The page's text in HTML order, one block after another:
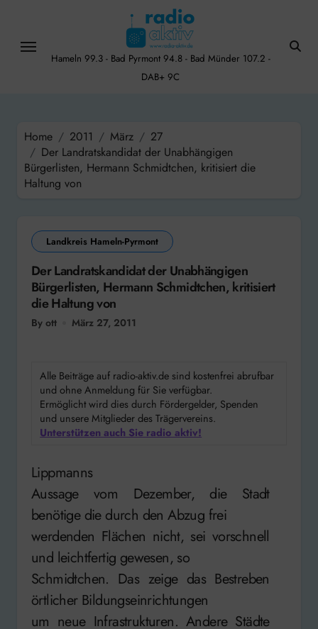
content
Hameln 99.3 - Bad Pyrmont 94.8 - Bad Münder 107.2 -
DAB+ 9C
Home 2011 März
27
Der Landratskandidat der Unabhängigen
Bürgerlisten, Hermann Schmidtchen, kritisiert die
Haltung von
Landkreis Hameln-Pyrmont
Der Landratskandidat der Unabhängigen
Bürgerlisten, Hermann Schmidtchen, kritisiert
die Haltung von
By ott März 27, 2011
Alle Beiträge auf radio-aktiv.de sind kostenfrei abrufbar
und ohne Anmeldung für Sie verfügbar.
Ermöglicht wird dies durch Fördergelder, Spenden
und unsere Mitglieder des Trägervereins.
Unterstützen auch Sie radio aktiv!
Lippmanns
Aussage vom Dezember, die Stadt
benötige die durch den Abzug frei
werdenden Flächen nicht, sei vorschnell
und leichtfertig gewesen, so
Schmidtchen. Das zeige das Bestreben
örtlicher Bildungseinrichtungen
um neue Infrastrukturen. Andere Städte